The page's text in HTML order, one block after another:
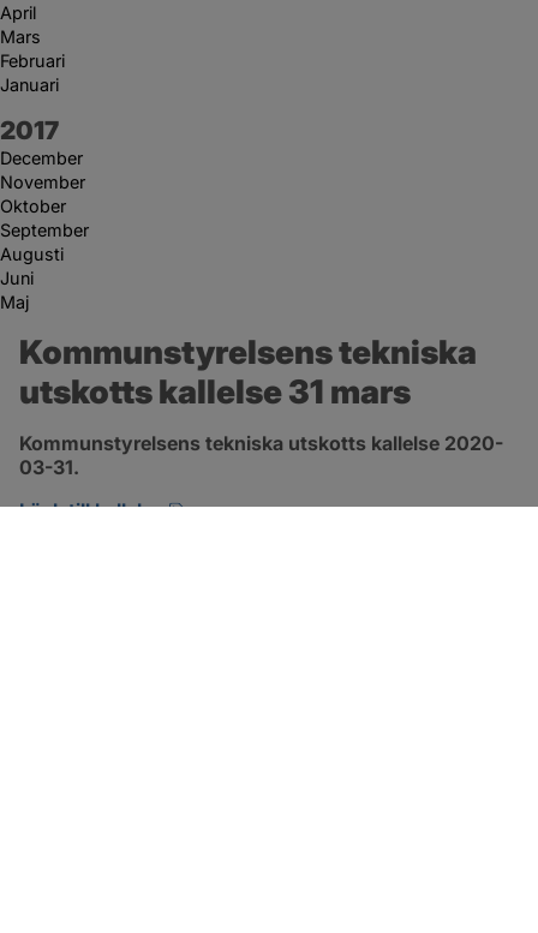
April
Mars
Februari
Januari
År:
2017
December
November
Oktober
September
Augusti
Juni
Maj
Kommunstyrelsens tekniska
utskotts kallelse 31 mars
Kommunstyrelsens tekniska utskotts kallelse 2020-
03-31.
Länk till kallelse
pdf, öppnas i nytt fönster.